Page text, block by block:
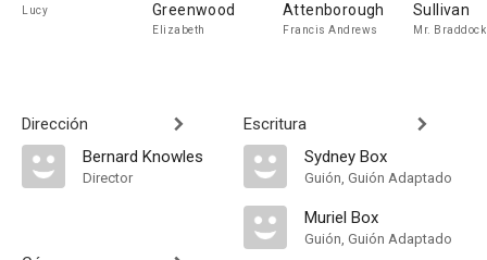
Lucy
Greenwood
Elizabeth
Attenborough
Francis Andrews
Sullivan
Mr. Braddock
Dirección
Bernard Knowles
Director
Escritura
Sydney Box
Guión, Guión Adaptado
Muriel Box
Guión, Guión Adaptado